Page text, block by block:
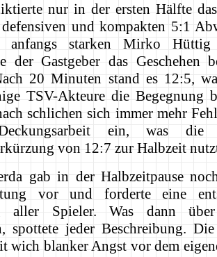
nur in der ersten Hälfte das
und kompakten 5:1
anfangs starken Mirko
der Gastgeber das Geschehen
20 Minuten stand es 12:5,
TSV-Akteure die Begegnung
schlichen sich immer mehr
ein, was die
von 12:7 zur Halbzeit
gab in der Halbzeitpause
vor und forderte eine
aller Spieler. Was dann
spottete jeder Beschreibung.
wich blanker Angst vor dem